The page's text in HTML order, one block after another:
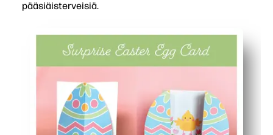
pääsiäisterveisiä.
Tulosta, leikkaa ja taita muutamassa minuutissa -
Kiinnostaa lapsia käytännön paljastuksella, joka saa
Täydellinen luokkahuoneisiin, leikkitreffeihin tai
Rakentaa hienomotorisia taitoja ja luovuutta, kun